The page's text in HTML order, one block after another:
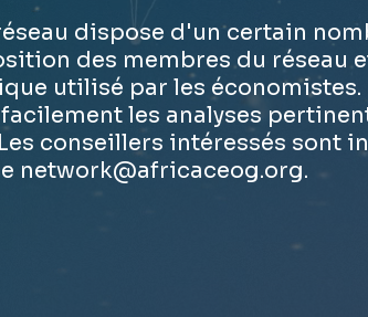
dispose d'un certain
des membres du réseau
utilisé par les économistes.
les analyses
conseillers intéressés sont
network@africaceog.org.